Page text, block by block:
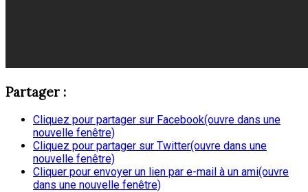
Partager :
Cliquez pour partager sur Facebook(ouvre dans une
nouvelle fenêtre)
Cliquez pour partager sur Twitter(ouvre dans une
nouvelle fenêtre)
Cliquer pour envoyer un lien par e-mail à un ami(ouvre
dans une nouvelle fenêtre)